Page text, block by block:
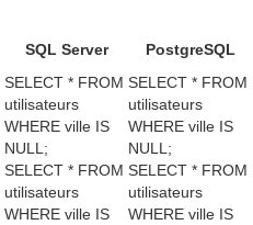
SQL Server PostgreSQL
SELECT * FROM
utilisateurs
WHERE ville IS
NULL;
SELECT * FROM
utilisateurs
WHERE ville IS
NULL;
SELECT * FROM
utilisateurs
WHERE ville IS
SELECT * FROM
utilisateurs
WHERE ville IS